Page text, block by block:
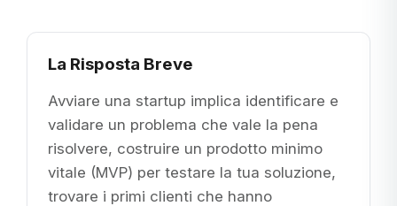
La Risposta Breve
Avviare una startup implica identificare e
validare un problema che vale la pena
risolvere, costruire un prodotto minimo
vitale (MVP) per testare la tua soluzione,
trovare i primi clienti che hanno